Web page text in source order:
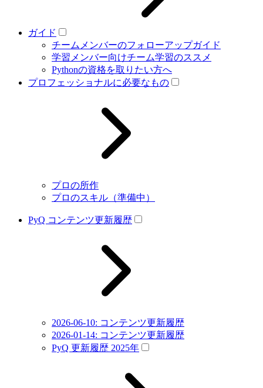
ガイド
チームメンバーのフォローアップガイド
学習メンバー向けチーム学習のススメ
Pythonの資格を取りたい方へ
プロフェッショナルに必要なもの
プロの所作
プロのスキル（準備中）
PyQ コンテンツ更新履歴
2026-06-10: コンテンツ更新履歴
2026-01-14: コンテンツ更新履歴
PyQ 更新履歴 2025年